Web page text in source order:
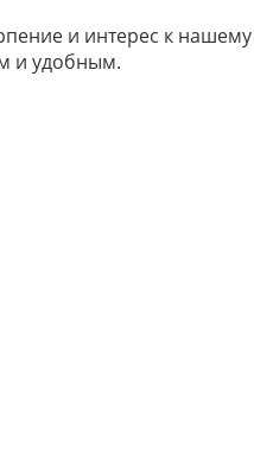
и интерес к
и удобным.